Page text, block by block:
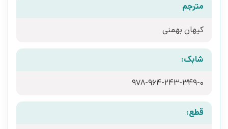
مترجم
کیهان بهمنی
شابک:
978-964-243-349-0
قطع: